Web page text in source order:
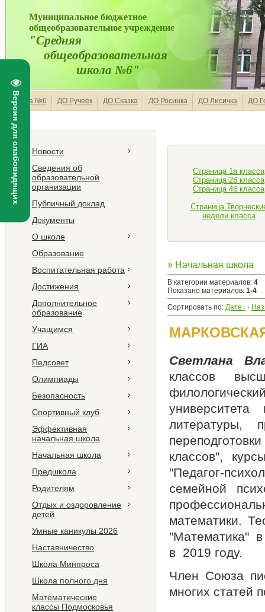
Версия для слабовидящих
Муниципальное бюджетное
общеобразовательное учреждение
"Средняя
общеобразовательная
школа №6"
Школа №6 ДО Ручеёк ДО Сказка ДО Росинка ДО Лисичка ДО
Новости
Сведения об
образовательной
организации
Публичный доклад
Документы
О школе
Образование
Воспитательная работа
Достижения
Дополнительное
образование
Учащимся
ГИА
Педсовет
Олимпиады
Безопасность
Спортивный клуб
Эффективная
начальная школа
Начальная школа
Предшкола
Родителям
Отдых и оздоровление
детей
Умные каникулы 2026
Наставничество
Школа Минпроса
Школа полного дня
Математические
классы Подмосковья
Страница 1а класса
Страница 2б класса
Страница 4б класса
Страница
недели класса
» Начальная школа
В категории материалов: 4
Показано материалов: 1-4
Сортировать по: Дате ·
Светлана
классов
литературы,
классов",
"Педагог-
семейной
математики.
в 2019 году.
Член Союза
многих статей